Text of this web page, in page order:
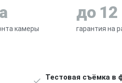
камеры
до
гарантия на
Тестовая съёмка в